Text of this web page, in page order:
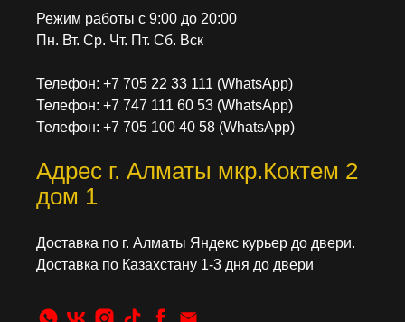
Режим работы с 9:00 до 20:00
Пн. Вт. Ср. Чт. Пт. Сб. Вск
Телефон: +7 705 22 33 111 (WhatsApp)
Телефон: +7 747 111 60 53 (WhatsApp)
Телефон: +7 705 100 40 58 (WhatsApp)
Адрес г. Алматы мкр.Коктем 2
дом 1
Доставка по г. Алматы Яндекс курьер до двери.
Доставка по Казахстану 1-3 дня до двери